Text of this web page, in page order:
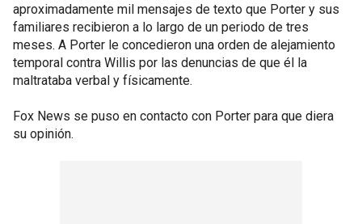
aproximadamente mil mensajes de texto que Porter y sus
familiares recibieron a lo largo de un periodo de tres
meses. A Porter le concedieron una orden de alejamiento
temporal contra Willis por las denuncias de que él la
maltrataba verbal y físicamente.
Fox News se puso en contacto con Porter para que diera
su opinión.